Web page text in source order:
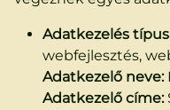
Adatkezelés
webfejlesztés,
Adatkezelő neve:
Adatkezelő címe: